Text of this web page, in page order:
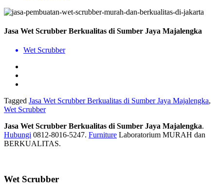
Jasa Wet Scrubber Berkualitas di Sumber Jaya Majalengka
Wet Scrubber
Tagged Jasa Wet Scrubber Berkualitas di Sumber Jaya Majalengka,
Wet Scrubber
Jasa Wet Scrubber Berkualitas di Sumber Jaya Majalengka.
Hubungi 0812-8016-5247. Furniture Laboratorium MURAH dan
BERKUALITAS.
Wet Scrubber